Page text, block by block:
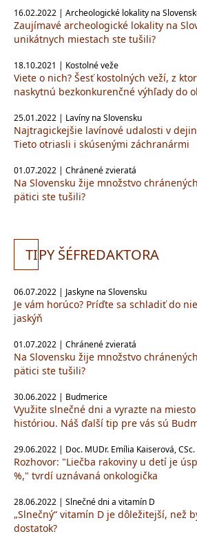
16.02.2022 | Archeologické lokality na
Zaujímavé archeologické lokality na
unikátnych miestach ste tušili?
18.10.2021 | Kostolné veže
Viete o nich? Šesť kostolných veží, z
naskytnú bezkonkurenčné výhľady do
25.01.2022 | Lavíny na Slovensku
Najtragickejšie lavínové udalosti v
Tieto otriasli i skúsenými záchranármi
01.07.2022 | Chránené zvieratá
Na Slovensku žije množstvo
pätici ste tušili?
TIPY ŠÉFREDAKTORA
06.07.2022 | Jaskyne na Slovensku
Je vám horúco? Príďte sa schladiť do
jaskýň
01.07.2022 | Chránené zvieratá
Na Slovensku žije množstvo
pätici ste tušili?
30.06.2022 | Budmerice
Využite slnečné dni a vyrazte na
históriou. Náš ďalší tip pre vás sú
29.06.2022 | Doc. MUDr. Emília Kaiserová, CSc.
Rozhovor: "Liečba rakoviny u detí je
%," tvrdí uznávaná onkologička
28.06.2022 | Slnečné dni a vitamín D
„Slnečný“ vitamín D je dôležitejší, než
dostatok?